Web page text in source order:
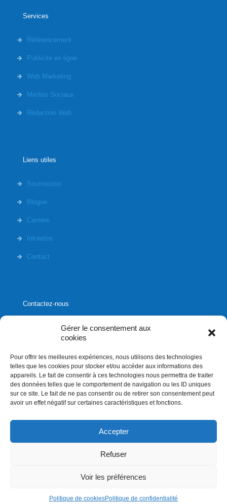
Gérer le consentement aux
cookies
Pour offrir les meilleures expériences, nous utilisons des technologies
telles que les cookies pour stocker et/ou accéder aux informations des
appareils. Le fait de consentir à ces technologies nous permettra de traiter
des données telles que le comportement de navigation ou les ID uniques
sur ce site. Le fait de ne pas consentir ou de retirer son consentement peut
avoir un effet négatif sur certaines caractéristiques et fonctions.
Accepter
Refuser
Voir les préférences
Politique de cookiesPolitique de confidentialité
Services
Référencement
Publicité en ligne
Web Marketing
Médias Sociaux
Rédaction Web
Liens utiles
Soumission
Blogue
Carrière
Infolettre
Contact
Contactez-nous
1020, rue Bouvier, suite 400,
Québec (Québec) G2K 0K9
info[]affluences.ca
418.684.8881
Droits d'auteurs 2026. Affluences.ca. Tous droits réservés